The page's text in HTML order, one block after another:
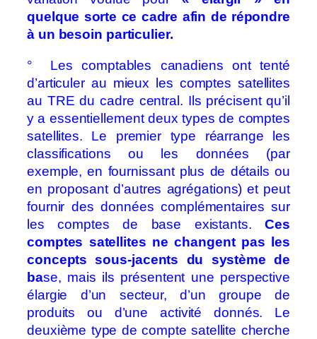
quelque sorte ce cadre afin de répondre
à un besoin particulier.
° Les comptables canadiens ont tenté
d’articuler au mieux les comptes satellites
au TRE du cadre central. Ils précisent qu’il
y a essentiellement deux types de comptes
satellites. Le premier type réarrange les
classifications ou les données (par
exemple, en fournissant plus de détails ou
en proposant d’autres agrégations) et peut
fournir des données complémentaires sur
les comptes de base existants.Ces
comptes satellites ne changent pas les
concepts sous-jacents du système de
base, mais ils présentent une perspective
élargie d’un secteur, d’un groupe de
produits ou d’une activité donnés. Le
deuxième type de compte satellite cherche